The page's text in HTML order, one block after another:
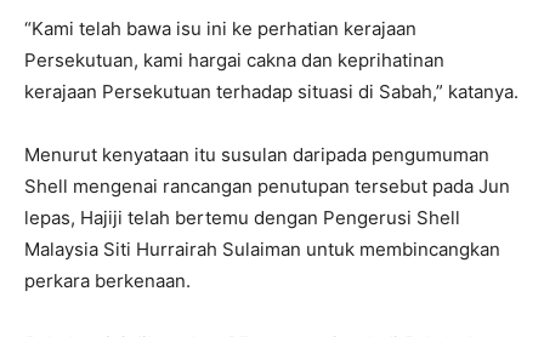
“Kami telah bawa isu ini ke perhatian kerajaan
Persekutuan, kami hargai cakna dan keprihatinan
kerajaan Persekutuan terhadap situasi di Sabah,” katanya.
Menurut kenyataan itu susulan daripada pengumuman
Shell mengenai rancangan penutupan tersebut pada Jun
lepas, Hajiji telah bertemu dengan Pengerusi Shell
Malaysia Siti Hurrairah Sulaiman untuk membincangkan
perkara berkenaan.